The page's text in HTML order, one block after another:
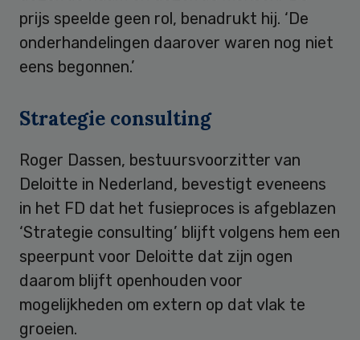
prijs speelde geen rol, benadrukt hij. ‘De
onderhandelingen daarover waren nog niet
eens begonnen.’
Strategie consulting
Roger Dassen, bestuursvoorzitter van
Deloitte in Nederland, bevestigt eveneens
in het FD dat het fusieproces is afgeblazen
‘Strategie consulting’ blijft volgens hem een
speerpunt voor Deloitte dat zijn ogen
daarom blijft openhouden voor
mogelijkheden om extern op dat vlak te
groeien.